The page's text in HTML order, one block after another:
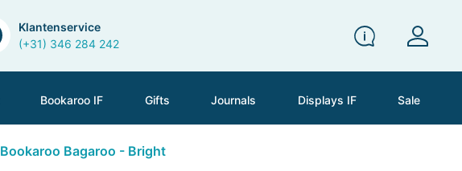
Klantenservice
(+31) 346 284 242
Bookaroo IF Gifts Journals Displays IF Sale
Bookaroo Bagaroo - Bright